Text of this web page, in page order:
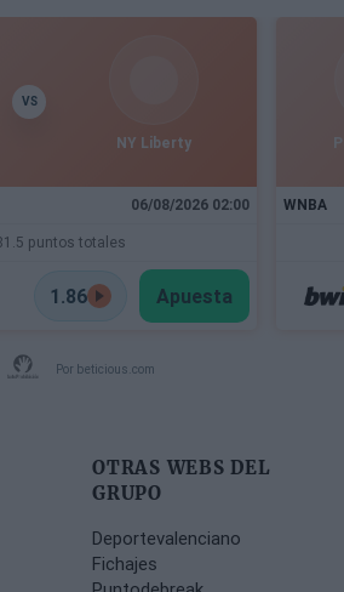
VS
NY Liberty
06/08/2026 02:00
puntos totales
1.86 Apuesta
WNBA
Por beticious.com
OTRAS WEBS DEL
GRUPO
Deportevalenciano
Fichajes